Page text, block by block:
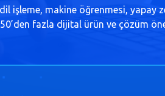
işleme, makine öğrenmesi,
fazla dijital ürün ve çözüm